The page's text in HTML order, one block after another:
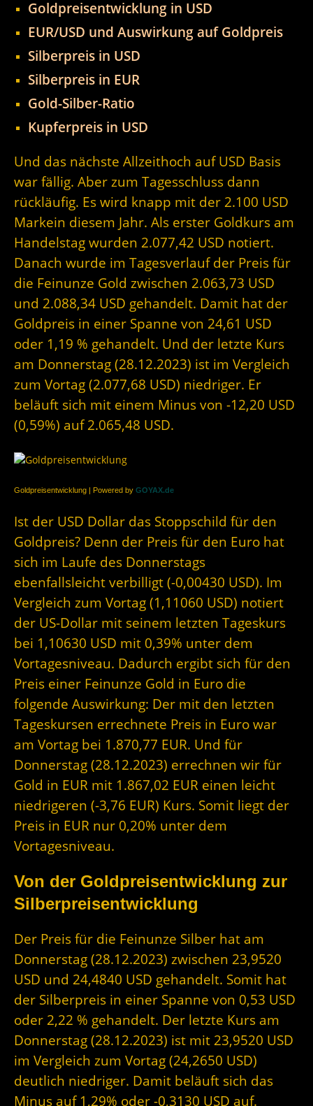
Goldpreisentwicklung in USD
EUR/USD und Auswirkung auf Goldpreis
Silberpreis in USD
Silberpreis in EUR
Gold-Silber-Ratio
Kupferpreis in USD
Und das nächste Allzeithoch auf USD Basis
war fällig. Aber zum Tagesschluss dann
rückläufig. Es wird knapp mit der 2.100 USD
Markein diesem Jahr. Als erster Goldkurs am
Handelstag wurden 2.077,42 USD notiert.
Danach wurde im Tagesverlauf der Preis für
die Feinunze Gold zwischen 2.063,73 USD
und 2.088,34 USD gehandelt. Damit hat der
Goldpreis in einer Spanne von 24,61 USD
oder 1,19 % gehandelt. Und der letzte Kurs
am Donnerstag (28.12.2023) ist im Vergleich
zum Vortag (2.077,68 USD) niedriger. Er
beläuft sich mit einem Minus von -12,20 USD
(0,59%) auf 2.065,48 USD.
Goldpreisentwicklung | Powered by GOYAX.de
Ist der USD Dollar das Stoppschild für den
Goldpreis? Denn der Preis für den Euro hat
sich im Laufe des Donnerstags
ebenfallsleicht verbilligt (-0,00430 USD). Im
Vergleich zum Vortag (1,11060 USD) notiert
der US-Dollar mit seinem letzten Tageskurs
bei 1,10630 USD mit 0,39% unter dem
Vortagesniveau. Dadurch ergibt sich für den
Preis einer Feinunze Gold in Euro die
folgende Auswirkung: Der mit den letzten
Tageskursen errechnete Preis in Euro war
am Vortag bei 1.870,77 EUR. Und für
Donnerstag (28.12.2023) errechnen wir für
Gold in EUR mit 1.867,02 EUR einen leicht
niedrigeren (-3,76 EUR) Kurs. Somit liegt der
Preis in EUR nur 0,20% unter dem
Vortagesniveau.
Von der Goldpreisentwicklung zur
Silberpreisentwicklung
Der Preis für die Feinunze Silber hat am
Donnerstag (28.12.2023) zwischen 23,9520
USD und 24,4840 USD gehandelt. Somit hat
der Silberpreis in einer Spanne von 0,53 USD
oder 2,22 % gehandelt. Der letzte Kurs am
Donnerstag (28.12.2023) ist mit 23,9520 USD
im Vergleich zum Vortag (24,2650 USD)
deutlich niedriger. Damit beläuft sich das
Minus auf 1,29% oder -0,3130 USD auf.